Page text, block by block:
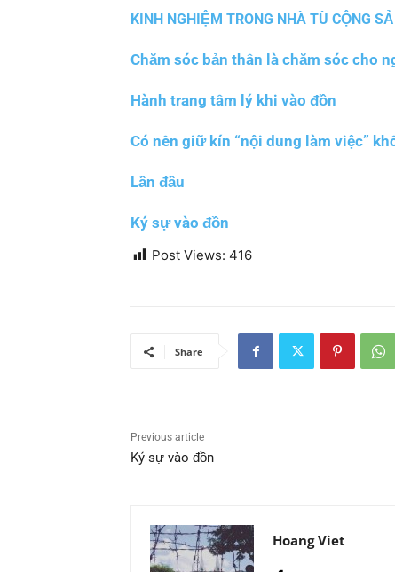
KINH NGHIỆM TRONG NHÀ TÙ CỘNG
Chăm sóc bản thân là chăm sóc cho
Hành trang tâm lý khi vào đồn
Có nên giữ kín “nội dung làm việc”
Lần đầu
Ký sự vào đồn
Post Views: 416
Share
Previous article
Ký sự vào đồn
Hoang Viet